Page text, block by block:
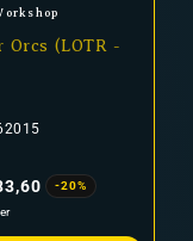
Orcs (LOTR -
-20%